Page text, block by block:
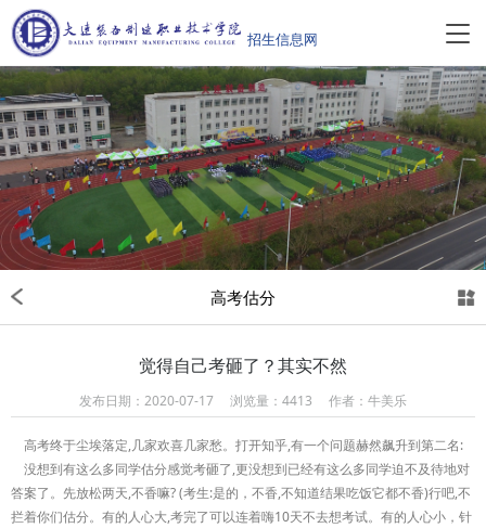
高考估分
觉得自己考砸了？其实不然
发布日期：2020-07-17 浏览量：4413 作者：牛美乐
高考终于尘埃落定,几家欢喜几家愁。打开知乎,有一个问题赫然飙升到第二名:
没想到有这么多同学估分感觉考砸了,更没想到已经有这么多同学迫不及待地对
答案了。先放松两天,不香嘛? (考生:是的，不香,不知道结果吃饭它都不香)行吧,不
拦着你们估分。有的人心大,考完了可以连着嗨10天不去想考试。有的人心小，针